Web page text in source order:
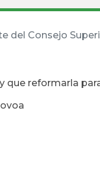
del Consejo
que reformarla